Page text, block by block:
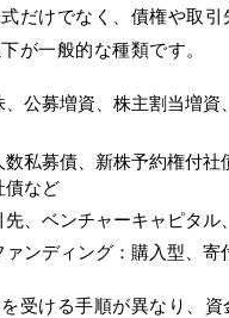
だけでなく、債権や取
が一般的な種類です。
、公募増資、株主割当増資
数私募債、新株予約権付社
債など
先、ベンチャーキャピタル
ァンディング：購入型、寄
受ける手順が異なり、